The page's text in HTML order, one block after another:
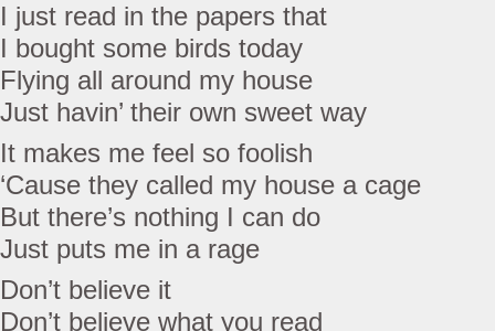
I just read in the papers that
I bought some birds today
Flying all around my house
Just havin’ their own sweet way
It makes me feel so foolish
‘Cause they called my house a cage
But there’s nothing I can do
Just puts me in a rage
Don’t believe it
Don’t believe what you read